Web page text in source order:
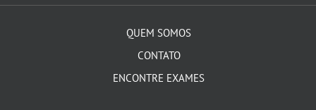
QUEM SOMOS
CONTATO
ENCONTRE EXAMES